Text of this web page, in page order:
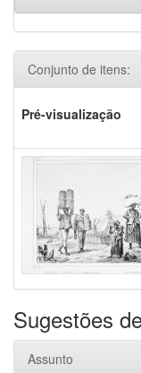
Conjunto de itens:
Pré-visualização
Sugestões
Assunto